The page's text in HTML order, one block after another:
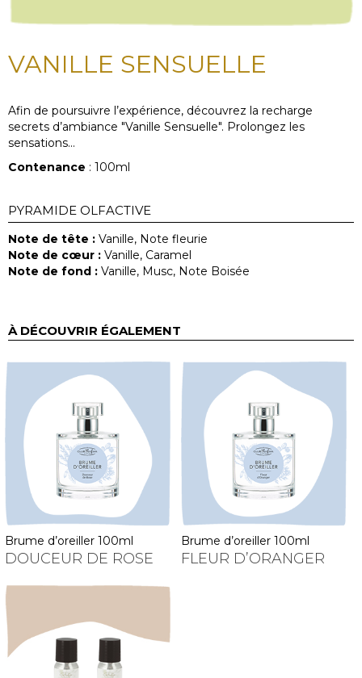
VANILLE SENSUELLE
Afin de poursuivre l’expérience, découvrez la recharge
secrets d’ambiance "Vanille Sensuelle". Prolongez les
sensations...
Contenance : 100ml
PYRAMIDE OLFACTIVE
Note de tête : Vanille, Note fleurie
Note de cœur : Vanille, Caramel
Note de fond : Vanille, Musc, Note Boisée
À DÉCOUVRIR ÉGALEMENT
brume d’oreiller 100ml
DOUCEUR DE ROSE
brume d’oreiller 100ml
FLEUR D’ORANGER